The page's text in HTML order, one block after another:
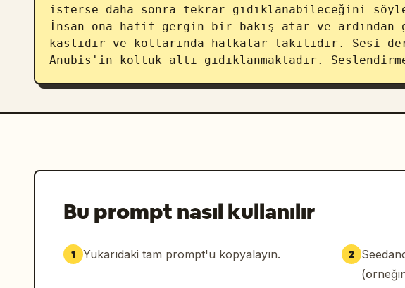
isterse daha sonra tekrar gıdıklanabileceğini
İnsan ona hafif gergin bir bakış atar ve
kaslıdır ve kollarında halkalar takılıdır. Sesi
Anubis'in koltuk altı gıdıklanmaktadır.
Bu prompt nasıl kullanılır
1 Yukarıdaki tam prompt'u kopyalayın. 2